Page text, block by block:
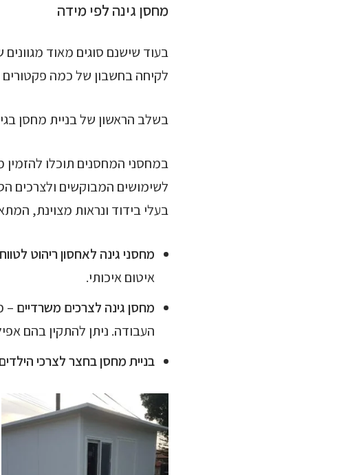
מחסן גינה לפי מידה
בעוד שישנם סוגים מאוד
לקיחה בחשבון של כמה פקטורים
בשלב הראשון של בניית מחסן
במחסני המחסנים תוכלו להזמין
לשימושים המבוקשים ולצרכים
בעלי בידוד ונראות מצוינת,
מחסני גינה לאחסון ריהוט
איטום איכותי.
מחסן גינה לצרכים משרדיים –
העבודה. ניתן להתקין בהם
בניית מחסן בחצר לצרכי